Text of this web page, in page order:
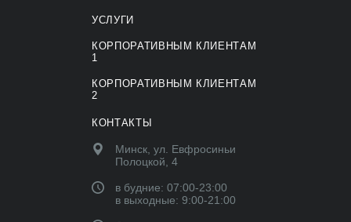
УСЛУГИ
КОРПОРАТИВНЫМ КЛИЕНТАМ
1
КОРПОРАТИВНЫМ КЛИЕНТАМ
2
КОНТАКТЫ
Минск, ул. Евфросиньи
Полоцкой, 4
в будние: 07:00-23:00
в выходные: 9:00-21:00